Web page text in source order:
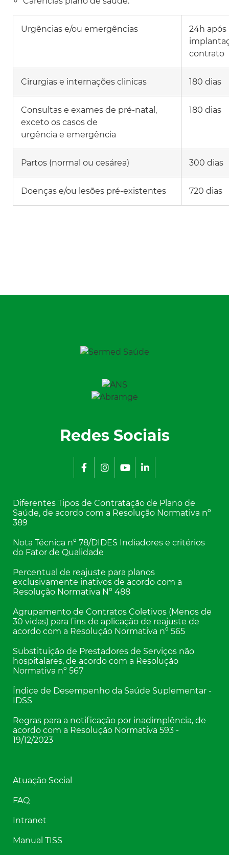
Urgências e/ou emergências
24h após
contrato
Cirurgias e internações clinicas 180 dias
Consultas e exames de pré-natal,
exceto os casos de
urgência e emergência
180 dias
Partos (normal ou cesárea) 300 dias
Doenças e/ou lesões pré-existentes 720 dias
Redes Sociais
Diferentes Tipos de Contratação de Plano de
Saúde, de acordo com a Resolução Normativa nº
389
Nota Técnica nº 78/DIDES Indiadores e critérios
do Fator de Qualidade
Percentual de reajuste para planos
exclusivamente inativos de acordo com a
Resolução Normativa Nº 488
Agrupamento de Contratos Coletivos (Menos de
30 vidas) para fins de aplicação de reajuste de
acordo com a Resolução Normativa nº 565
Substituição de Prestadores de Serviços não
hospitalares, de acordo com a Resolução
Normativa nº 567
Índice de Desempenho da Saúde Suplementar -
IDSS
Regras para a notificação por inadimplência, de
acordo com a Resolução Normativa 593 -
19/12/2023
Atuação Social
FAQ
Intranet
Manual TISS